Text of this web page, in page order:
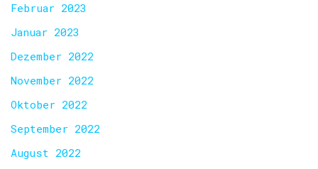
Februar 2023
Januar 2023
Dezember 2022
November 2022
Oktober 2022
September 2022
August 2022